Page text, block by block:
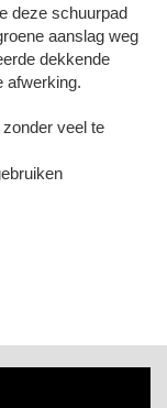
deze schuurpad
aanslag weg
dekkende
afwerking.
veel te